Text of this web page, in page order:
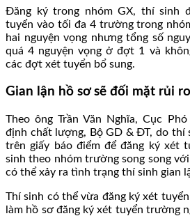
Đăng ký trong nhóm GX, thí sinh
tuyển vào tối đa 4 trường trong
hai nguyện vọng nhưng tổng số
quá 4 nguyện vọng ở đợt 1 và
các đợt xét tuyển bổ sung.
Gian lận hồ sơ sẽ đối mặt rủi ro
Theo ông Trần Văn Nghĩa, Cục
định chất lượng, Bộ GD & ĐT, do thí
trên giấy báo điểm để đăng ký xét
sinh theo nhóm trường song song
có thể xảy ra tình trạng thí sinh gian
Thí sinh có thể vừa đăng ký xét
làm hồ sơ đăng ký xét tuyển trường